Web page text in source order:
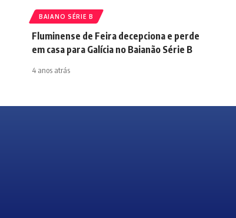
BAIANO SÉRIE B
Fluminense de Feira decepciona e perde
em casa para Galícia no Baianão Série B
4 anos atrás